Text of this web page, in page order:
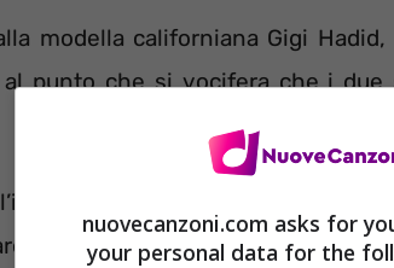
modella californiana Gigi
punto che si vocifera che i due
in basso, dopo la quale
in inglese che compongono
nuovecanzoni.com asks for
your personal data for the